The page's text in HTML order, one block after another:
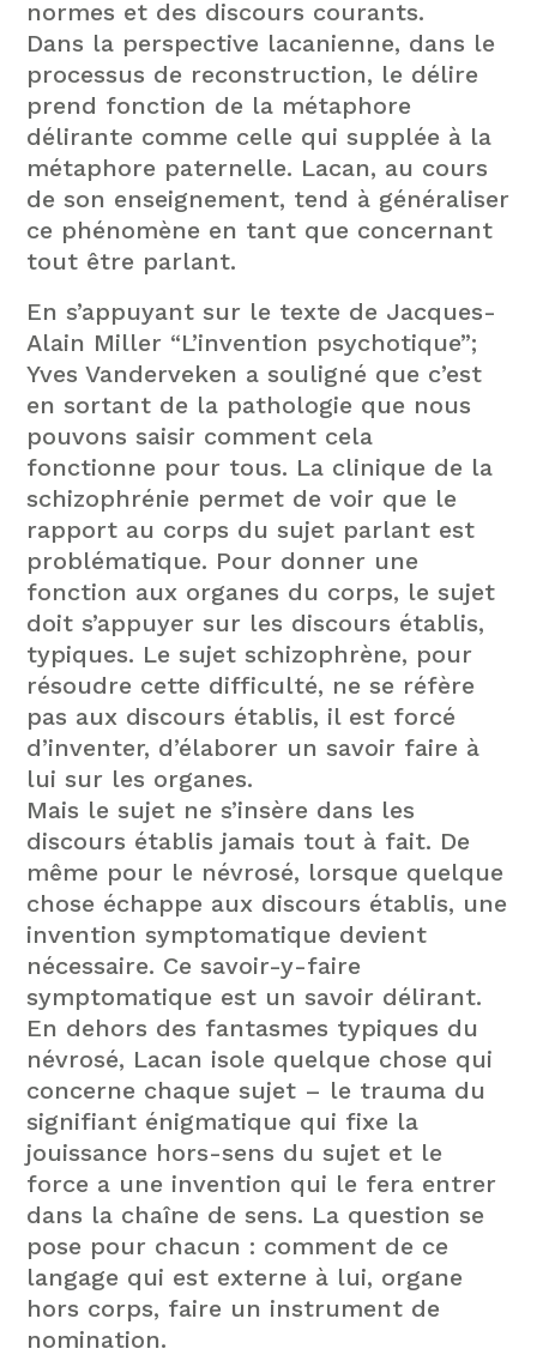
normes et des discours courants.
Dans la perspective lacanienne, dans le
processus de reconstruction, le délire
prend fonction de la métaphore
délirante comme celle qui supplée à la
métaphore paternelle. Lacan, au cours
de son enseignement, tend à généraliser
ce phénomène en tant que concernant
tout être parlant.
En s’appuyant sur le texte de Jacques-
Alain Miller “L’invention psychotique”;
Yves Vanderveken a souligné que c’est
en sortant de la pathologie que nous
pouvons saisir comment cela
fonctionne pour tous. La clinique de la
schizophrénie permet de voir que le
rapport au corps du sujet parlant est
problématique. Pour donner une
fonction aux organes du corps, le sujet
doit s’appuyer sur les discours établis,
typiques. Le sujet schizophrène, pour
résoudre cette difficulté, ne se réfère
pas aux discours établis, il est forcé
d’inventer, d’élaborer un savoir faire à
lui sur les organes.
Mais le sujet ne s’insère dans les
discours établis jamais tout à fait. De
même pour le névrosé, lorsque quelque
chose échappe aux discours établis, une
invention symptomatique devient
nécessaire. Ce savoir-y-faire
symptomatique est un savoir délirant.
En dehors des fantasmes typiques du
névrosé, Lacan isole quelque chose qui
concerne chaque sujet – le trauma du
signifiant énigmatique qui fixe la
jouissance hors-sens du sujet et le
force a une invention qui le fera entrer
dans la chaîne de sens. La question se
pose pour chacun : comment de ce
langage qui est externe à lui, organe
hors corps, faire un instrument de
nomination.